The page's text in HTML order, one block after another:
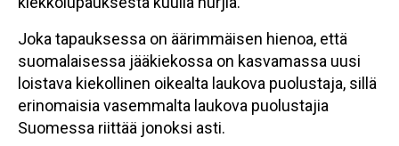
Joka tapauksessa on äärimmäisen hienoa, että
suomalaisessa jääkiekossa on kasvamassa uusi
loistava kiekollinen oikealta laukova puolustaja, sillä
erinomaisia vasemmalta laukova puolustajia
Suomessa riittää jonoksi asti.